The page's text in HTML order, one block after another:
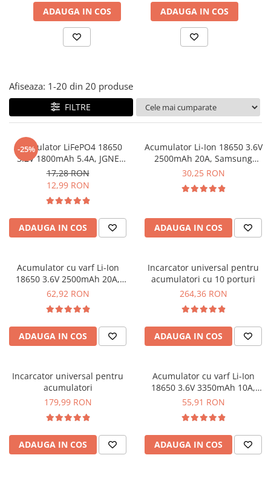
Camere Termoviziune
Chei Dinamometrice
Chei Reglabile
Rulete
Nivele cu bula
Truse de Scule
Scule Electrice
Unelte Multifunctionale
Surubelnite Electrice
Masini de Gaurit si Insurubat
Accesorii pentru Gaurit
Burghie pentru Metal
Module Electronice
Senzori Electronici
Tablouri Electrice
Accesorii Tablouri Electrice
Stabilizatoare de Tensiune
Banda Izolatoare
KPS
LONGWEI
MESTEK
MICROBIT
OPTO-EDU
PIERGIACOMI
RUKO
SCHRACK TECHNIK
SAMSUNG
SANYO
SUPERFIRE
TERMOPASTY
TOPDON
TENPOWER
VICTOR
VETO PRO PAC
ADAUGA IN COS ADAUGA IN COS
Afiseaza: 1-20 din 20 produse
FILTRE
-25%
Acumulator LiFePO4 18650
3.2V 1800mAh 5.4A, JGNE
MH48108
17,28 RON
12,99 RON
ADAUGA IN COS
Acumulator Li-Ion 18650 3.6V
2500mAh 20A, Samsung
INR18650-25R
30,25 RON
ADAUGA IN COS
Acumulator cu varf Li-Ion
18650 3.6V 2500mAh 20A,
Samsung INR18650-25R
62,92 RON
ADAUGA IN COS
Incarcator universal pentru
acumulatori cu 10 porturi
264,36 RON
ADAUGA IN COS
Incarcator universal pentru
acumulatori
179,99 RON
ADAUGA IN COS
Acumulator cu varf Li-Ion
18650 3.6V 3350mAh 10A,
Sanyo NCR18650GA
55,91 RON
ADAUGA IN COS